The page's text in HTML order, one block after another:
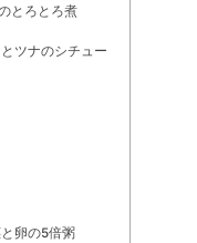
とろとろ煮
ツナのシチュー
卵の5倍粥